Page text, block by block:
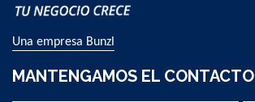
Una empresa Bunzl
MANTENGAMOS EL CONTACTO